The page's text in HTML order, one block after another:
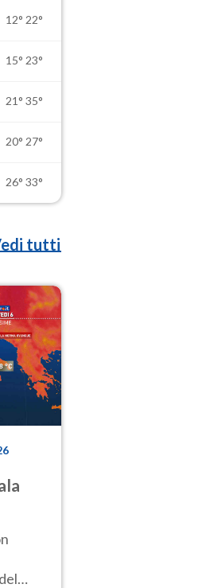
12° 22°
15° 23°
21° 35°
20° 27°
26° 33°
tutti